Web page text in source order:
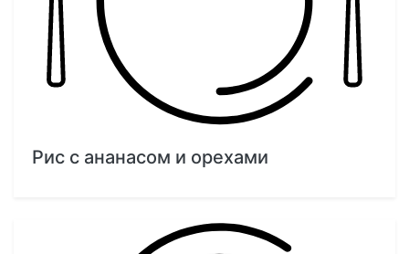
Рис с ананасом и орехами